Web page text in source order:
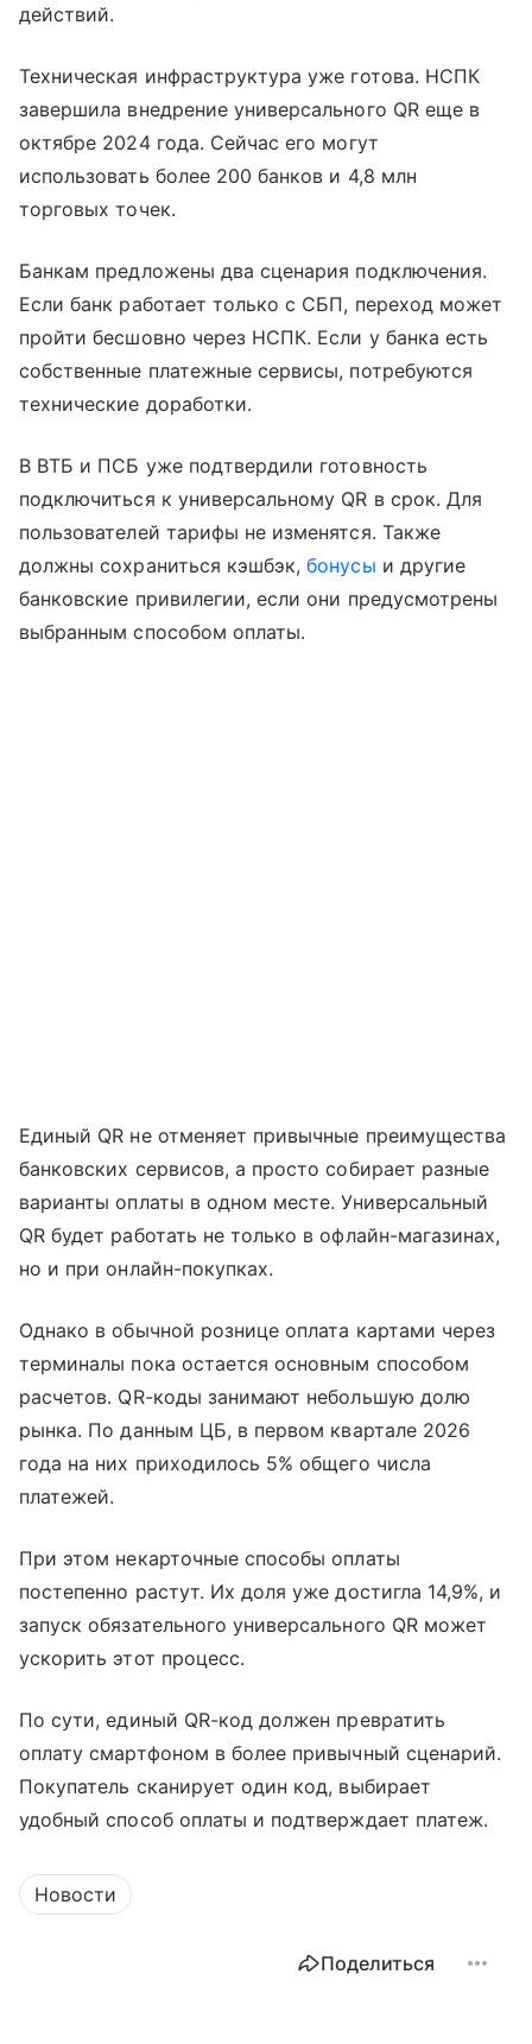
действий.
Техническая инфраструктура уже готова. НСПК
завершила внедрение универсального QR еще в
октябре 2024 года. Сейчас его могут
использовать более 200 банков и 4,8 млн
торговых точек.
Банкам предложены два сценария подключения.
Если банк работает только с СБП, переход может
пройти бесшовно через НСПК. Если у банка есть
собственные платежные сервисы, потребуются
технические доработки.
В ВТБ и ПСБ уже подтвердили готовность
подключиться к универсальному QR в срок. Для
пользователей тарифы не изменятся. Также
должны сохраниться кэшбэк,бонусы и другие
банковские привилегии, если они предусмотрены
выбранным способом оплаты.
Единый QR не отменяет привычные преимущества
банковских сервисов, а просто собирает разные
варианты оплаты в одном месте. Универсальный
QR будет работать не только в офлайн-магазинах,
но и при онлайн-покупках.
Однако в обычной рознице оплата картами через
терминалы пока остается основным способом
расчетов. QR-коды занимают небольшую долю
рынка. По данным ЦБ, в первом квартале 2026
года на них приходилось 5% общего числа
платежей.
При этом некарточные способы оплаты
постепенно растут. Их доля уже достигла 14,9%, и
запуск обязательного универсального QR может
ускорить этот процесс.
По сути, единый QR-код должен превратить
оплату смартфоном в более привычный сценарий.
Покупатель сканирует один код, выбирает
удобный способ оплаты и подтверждает платеж.
Новости
Поделиться